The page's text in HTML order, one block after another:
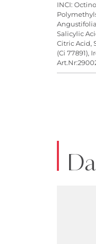
INCI:
Salicylic
Citric Acid,
(Ci 77891),